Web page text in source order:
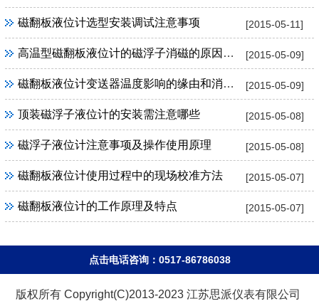
[2015-05-11]
磁翻板液位计选型安装调试注意事项
[2015-05-09]
高温型磁翻板液位计的磁浮子消磁的原因及解决
[2015-05-09]
磁翻板液位计变送器温度影响的缘由和消除办法
[2015-05-08]
顶装磁浮子液位计的安装需注意哪些
[2015-05-08]
磁浮子液位计注意事项及操作使用原理
[2015-05-07]
磁翻板液位计使用过程中的现场校准方法
[2015-05-07]
磁翻板液位计的工作原理及特点
点击电话咨询：0517-86786038
版权所有 Copyright(C)2013-2023 江苏思派仪表有限公司